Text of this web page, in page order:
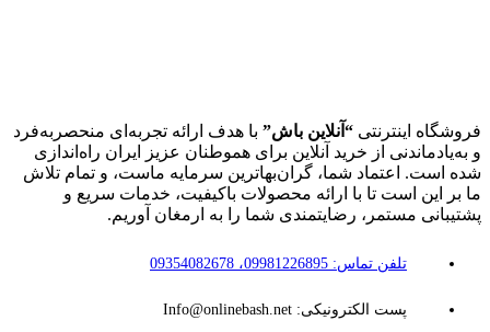
فروشگاه اینترنتی “آنلاین باش” با هدف ارائه تجربه‌ای منحصربه‌فرد
و به‌یادماندنی از خرید آنلاین برای هموطنان عزیز ایران راه‌اندازی
شده است. اعتماد شما، گران‌بهاترین سرمایه ماست، و تمام تلاش
ما بر این است تا با ارائه محصولات باکیفیت، خدمات سریع و
پشتیبانی مستمر، رضایتمندی شما را به ارمغان آوریم.
تلفن تماس: 09981226895، 09354082678
پست الکترونیکی: Info@onlinebash.net